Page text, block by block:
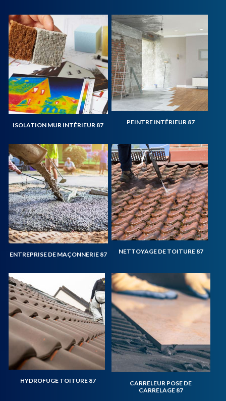
ISOLATION MUR INTÉRIEUR 87 PEINTRE INTÉRIEUR 87
ENTREPRISE DE MAÇONNERIE 87 NETTOYAGE DE TOITURE 87
HYDROFUGE TOITURE 87
CARRELEUR POSE DE
CARRELAGE 87